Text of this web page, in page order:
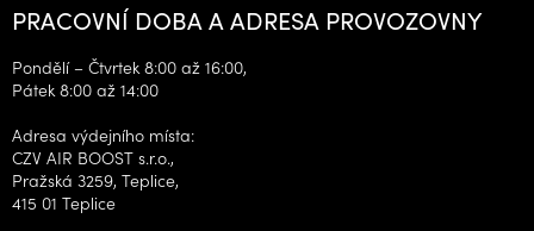
PRACOVNÍ DOBA A ADRESA PROVOZOVNY
Pondělí – Čtvrtek 8:00 až 16:00,
Pátek 8:00 až 14:00
Adresa výdejního místa:
CZV AIR BOOST s.r.o.,
Pražská 3259, Teplice,
415 01 Teplice